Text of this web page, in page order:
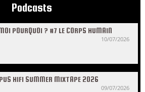
Podcasts
POURQUOI ? #7 LE CORPS HUMAIN
10/07/2026
HIFI SUMMER MIXTAPE 2026
09/07/2026